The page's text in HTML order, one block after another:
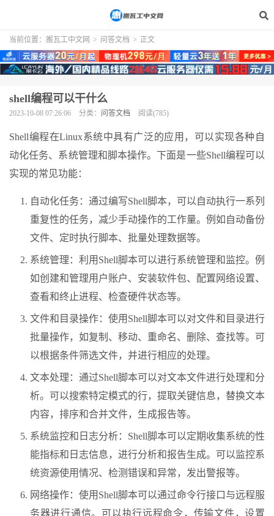
当前位置： 搬瓦工中文网 > 问答文档 > 正文
shell编程可以干什么
2023-10-08 07:26:06 分类： 问答文档 阅读(785)
Shell编程在Linux系统中具有广泛的应用，可以实现各种自
动化任务、系统管理和脚本操作。下面是一些Shell编程可以
实现的常见功能：
自动化任务：通过编写Shell脚本，可以自动执行一系列
重复性的任务，减少手动操作的工作量。例如自动备份
文件、定时执行脚本、批量处理数据等。
系统管理：利用Shell脚本可以进行系统管理和监控。例
如创建和管理用户账户、安装软件包、配置网络设置、
查看和终止进程、检查硬件状态等。
文件和目录操作：使用Shell脚本可以对文件和目录进行
批量操作，如复制、移动、重命名、删除、查找等。可
以根据条件筛选文件，并进行相应的处理。
文本处理：通过Shell脚本可以对文本文件进行处理和分
析。可以搜索特定模式的行，提取关键信息，替换文本
内容，排序和合并文件，生成报告等。
系统监控和日志分析：Shell脚本可以定期收集系统的性
能指标和日志信息，进行分析和报告生成。可以监控系
统资源使用情况、检测错误和异常，发出警报等。
网络操作：使用Shell脚本可以通过命令行接口与远程服
务器进行通信。可以执行远程命令，传输文件，设置